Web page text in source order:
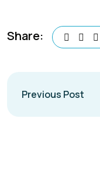
Share:
Previous Post